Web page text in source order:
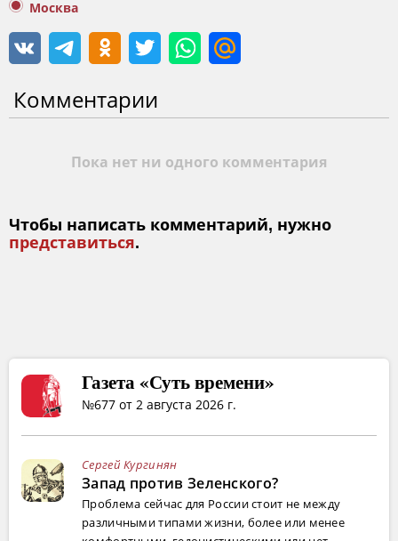
Москва
Комментарии
Пока нет ни одного комментария
Чтобы написать комментарий, нужно
представиться.
Газета «Суть времени»
№677 от 2 августа 2026 г.
Сергей Кургинян
Запад против Зеленского?
Проблема сейчас для России стоит не между
различными типами жизни, более или менее